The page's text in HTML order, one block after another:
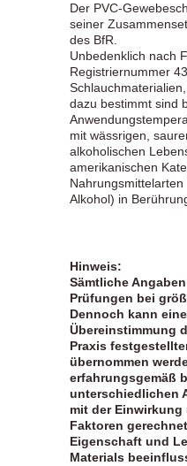
Der PVC-
seiner
des BfR.
Unbedenklich nach
Registriernummer
dazu bestimmt sind
mit wässrigen,
alkoholischen
amerikanischen
Alkohol) in
Hinweis:
Sämtliche
Prüfungen bei
Dennoch kann
Übereinstimmung
Praxis
übernommen
erfahrungsgemäß
unterschiedlichen
mit der
Faktoren
Eigenschaft und
Materials